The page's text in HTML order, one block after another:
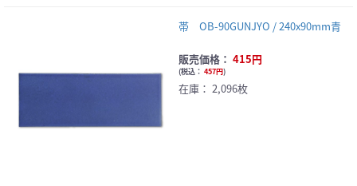
帯 OB-90GUNJYO / 240x90mm青
販売価格： 415円
(税込： 457円)
在庫： 2,096枚